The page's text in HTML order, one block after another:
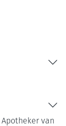
Apotheker van